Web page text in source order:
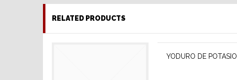
RELATED PRODUCTS
YODURO DE POTASIO